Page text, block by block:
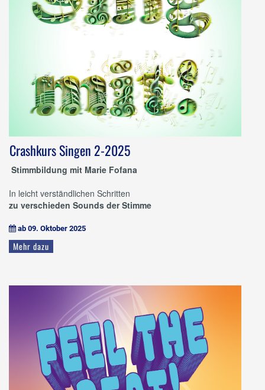
Crashkurs Singen 2-2025
Stimmbildung mit Marie Fofana
In leicht verständlichen Schritten
zu verschieden Sounds der Stimme
 ab 09. Oktober 2025
Mehr dazu